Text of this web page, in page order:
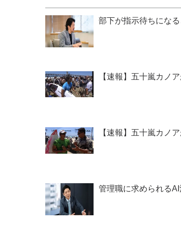
部下が指示待ちにな
【速報】五十嵐カノ
【速報】五十嵐カノ
管理職に求められる